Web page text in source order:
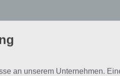
Run
an unserem Unternehmen.